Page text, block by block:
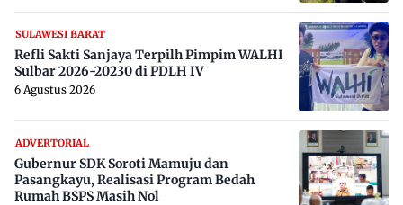
SULAWESI BARAT
Refli Sakti Sanjaya Terpilh Pimpim WALHI
Sulbar 2026-20230 di PDLH IV
6 Agustus 2026
ADVERTORIAL
Gubernur SDK Soroti Mamuju dan
Pasangkayu, Realisasi Program Bedah
Rumah BSPS Masih Nol